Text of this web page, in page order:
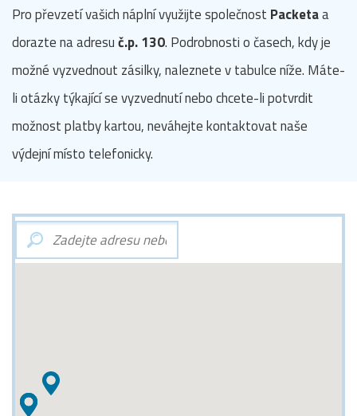
Pro převzetí vašich náplní využijte společnost Packetaa
dorazte na adresuč.p. 130. Podrobnosti o časech, kdy je
možné vyzvednout zásilky, naleznete v tabulce níže. Máte-
li otázky týkající se vyzvednutí nebo chcete-li potvrdit
možnost platby kartou, neváhejte kontaktovat naše
výdejní místo telefonicky.